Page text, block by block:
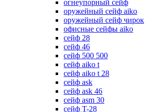
огнеупорный сейф
оружейный сейф aiko
оружейный сейф чирок
офисные сейфы aiko
сейф 28
сейф 46
сейф 500 500
сейф aiko t
сейф aiko t 28
сейф ask
сейф ask 46
сейф asm 30
сейф T-28